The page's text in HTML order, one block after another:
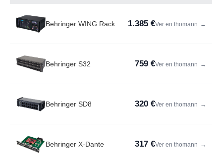
Behringer WING Rack 1.385 €Ver en thomann →
Behringer S32 759 €Ver en thomann →
Behringer SD8 320 €Ver en thomann →
Behringer X-Dante 317 €Ver en thomann →